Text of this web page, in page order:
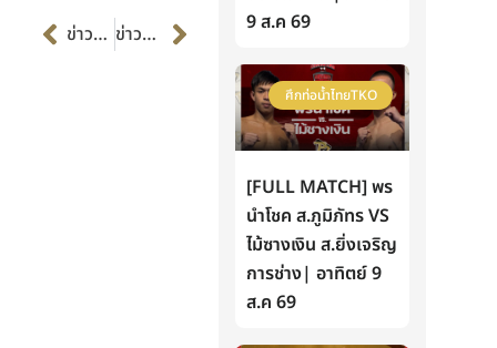
Prevข่าวก่อนหน้า ข่าวต่อไป Next
9 ส.ค 69
ศึกท่อน้ำไทยTKO
[FULL MATCH] พร
นำโชค ส.ภูมิภัทร VS
ไม้ซางเงิน ส.ยิ่งเจริญ
การช่าง| อาทิตย์ 9
ส.ค 69